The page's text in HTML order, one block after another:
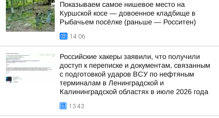
Показываем самое нишевое место на
Куршской косе — довоенное кладбище в
Рыбачьем посёлке (раньше — Росситен)
14:06
Российские хакеры заявили, что получили
доступ к переписке и документам, связанным
с подготовкой ударов ВСУ по нефтяным
терминалам в Ленинградской и
Калининградской областях в июле 2026 года
13:43